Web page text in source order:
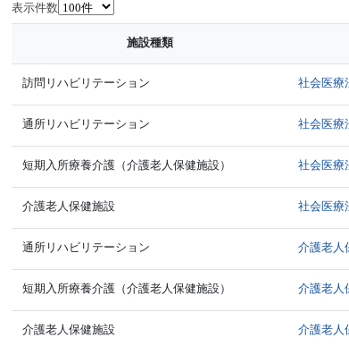
表示件数
施設種類
訪問リハビリテーション 社会医
通所リハビリテーション 社会医
短期入所療養介護（介護老人保健施設） 社会医
介護老人保健施設 社会医療
通所リハビリテーション 介護老
短期入所療養介護（介護老人保健施設） 介護老
介護老人保健施設 介護老